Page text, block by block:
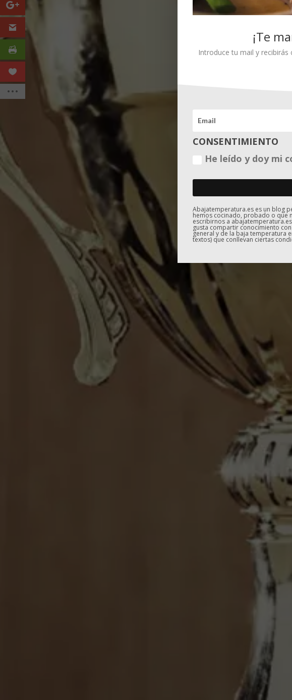
¡Te
Introduce tu mail y
CONSENTIMIENTO
He leído y doy mi
Abajatemperatura.es es un blog
hemos cocinado, probado o que
escribirnos a
gusta compartir conocimiento
general y de la baja temperatura
textos) que conllevan ciertas